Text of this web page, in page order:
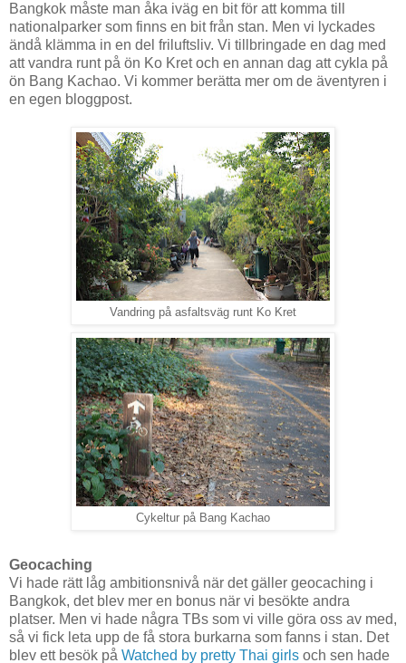
Bangkok måste man åka iväg en bit för att komma till
nationalparker som finns en bit från stan. Men vi lyckades
ändå klämma in en del friluftsliv. Vi tillbringade en dag med
att vandra runt på ön Ko Kret och en annan dag att cykla på
ön Bang Kachao. Vi kommer berätta mer om de äventyren i
en egen bloggpost.
Vandring på asfaltsväg runt Ko Kret
Cykeltur på Bang Kachao
Geocaching
Vi hade rätt låg ambitionsnivå när det gäller geocaching i
Bangkok, det blev mer en bonus när vi besökte andra
platser. Men vi hade några TBs som vi ville göra oss av med,
så vi fick leta upp de få stora burkarna som fanns i stan. Det
blev ett besök på Watched by pretty Thai girls och sen hade